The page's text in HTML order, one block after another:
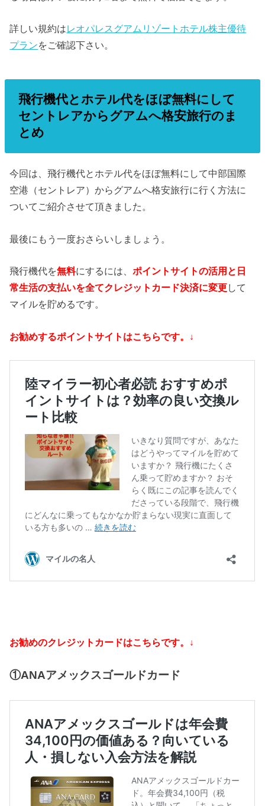
詳しい規約はレオパレスグアムリゾートホテル株主優待
プランをご確認下さい。
飛行機代とホテル代をほぼ無料にして
セントレアからグアムへ格安旅行のま
とめ
今回は、飛行機代とホテル代をほぼ無料にして中部国際
空港（セントレア）からグアムへ格安旅行に行く方法に
ついてご紹介させて頂きました。
最後にもう一度おさらいしましょう。
飛行機代を無料にするには、ポイントサイトの活用と日
常生活の支払いを全てクレジットカード決済に変更して
マイルを貯めるです。
お勧めするポイントサイトはこちらです。↓
お勧めのクレジットカードはこちらです。↓
①ANAアメックスゴールドカード